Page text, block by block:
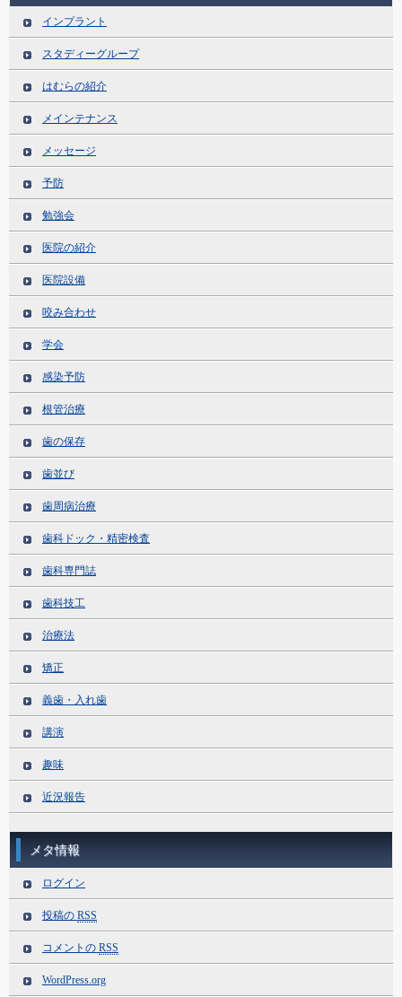
インプラント
スタディーグループ
はむらの紹介
メインテナンス
メッセージ
予防
勉強会
医院の紹介
医院設備
咬み合わせ
学会
感染予防
根管治療
歯の保存
歯並び
歯周病治療
歯科ドック・精密検査
歯科専門誌
歯科技工
治療法
矯正
義歯・入れ歯
講演
趣味
近況報告
メタ情報
ログイン
投稿の RSS
コメントの RSS
WordPress.org